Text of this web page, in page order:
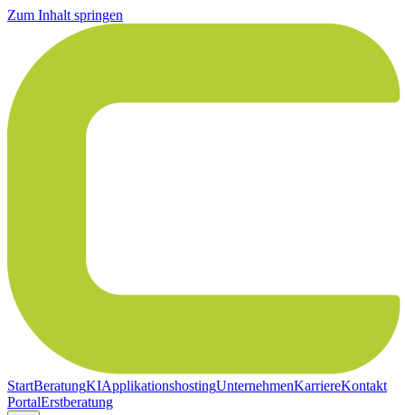
Zum Inhalt springen
StartBeratungKIApplikationshostingUnternehmenKarriereKontakt
PortalErstberatung